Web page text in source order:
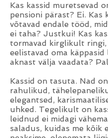
Kas kassid muretsevad
pensioni pärast? Ei. Kas
võtavad endale tööd,
ei taha? Justkui! Kas
tormavad kirglikult ringi,
eelistavad oma käppasid
aknast välja vaadata?
Kassid on tasuta. Nad on
rahulikud,
elegantsed,
uhked. Tegelikult on
leidnud ei midagi
saladus, kuidas me kõik